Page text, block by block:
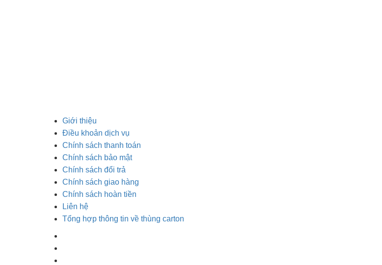
Giới thiệu
Điều khoản dịch vụ
Chính sách thanh toán
Chính sách bảo mật
Chính sách đổi trả
Chính sách giao hàng
Chính sách hoàn tiền
Liên hệ
Tổng hợp thông tin về thùng carton